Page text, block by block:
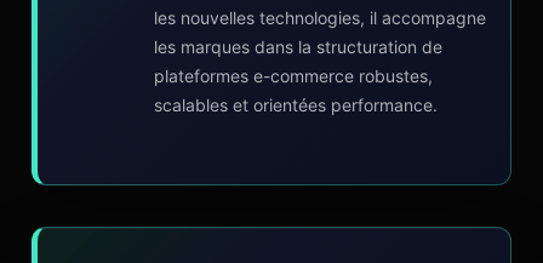
les nouvelles technologies, il accompagne
les marques dans la structuration de
plateformes e-commerce robustes,
scalables et orientées performance.